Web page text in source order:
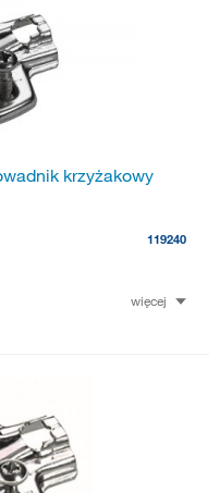
krzyżakowy
119240
więcej